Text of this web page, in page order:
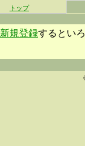
トップ
新規登録するとい